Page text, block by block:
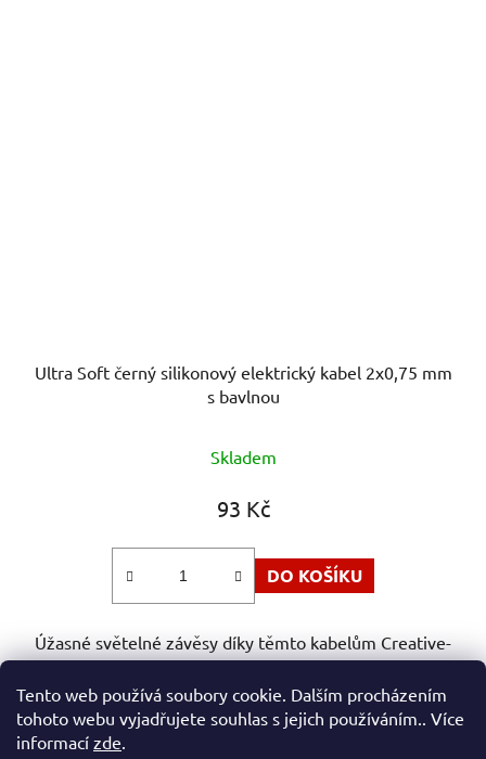
Tento web používá soubory cookie. Dalším procházením
tohoto webu vyjadřujete souhlas s jejich používáním.. Více
informací zde.
Ultra Soft černý silikonový elektrický kabel 2x0,75 mm
s bavlnou
Skladem
93 Kč
DO KOŠÍKU
Úžasné světelné závěsy díky těmto kabelům Creative-